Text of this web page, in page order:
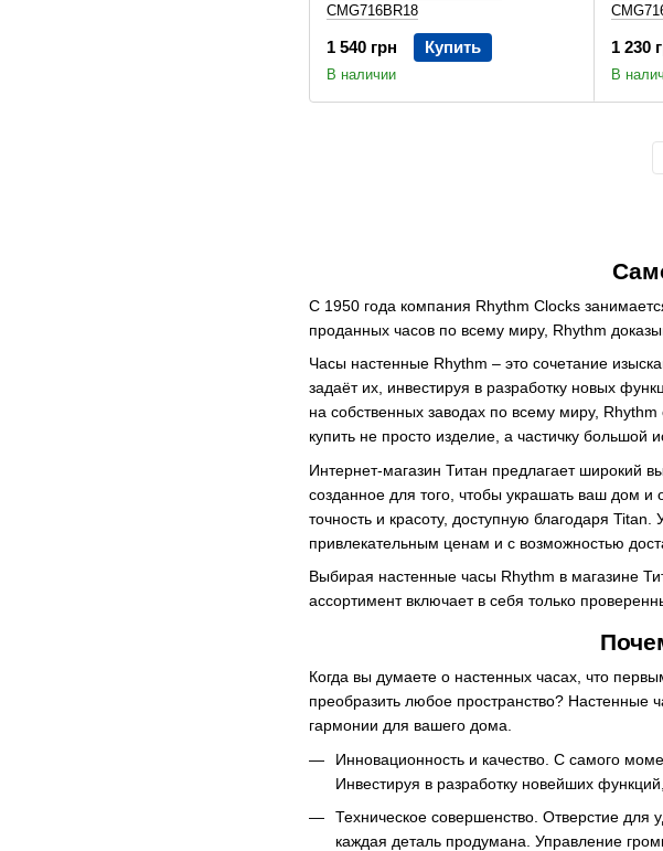
С 1950 года компания Rhythm Clocks
проданных часов по всему миру, Rhythm
Часы настенные Rhythm – это сочетание
задаёт их, инвестируя в разработку новых
на собственных заводах по всему миру,
купить не просто изделие, а частичку большой
Интернет-магазин Титан предлагает широкий
созданное для того, чтобы украшать ваш дом
точность и красоту, доступную благодаря
привлекательным ценам и с возможностью
Выбирая настенные часы Rhythm в магазине
ассортимент включает в себя только
Когда вы думаете о настенных часах, что
преобразить любое пространство? Настенные
гармонии для вашего дома.
Инновационность и качество. С самого
Инвестируя в разработку новейших
Техническое совершенство. Отверстие для
каждая деталь продумана. Управление
CMG716BR18
1 540 грн Купить
В наличии
1 230
В